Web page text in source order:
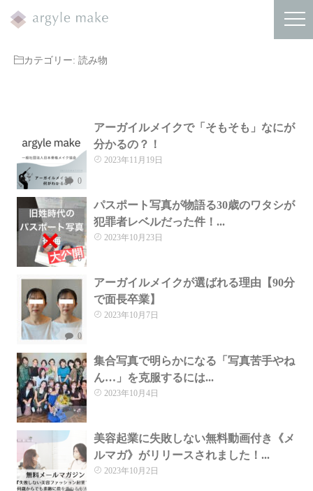
カテゴリー: 読み物
0
アーガイルメイクで「そもそも」なにが
分かるの？！
2023年11月19日
0
パスポート写真が物語る30歳のワタシが
犯罪者レベルだった件！...
2023年10月23日
0
アーガイルメイクが選ばれる理由【90分
で面長卒業】
2023年10月7日
0
集合写真で明らかになる「写真苦手やね
ん…」を克服するには...
2023年10月4日
美容起業に失敗しない無料動画付き《メ
ルマガ》がリリースされました！...
2023年10月2日